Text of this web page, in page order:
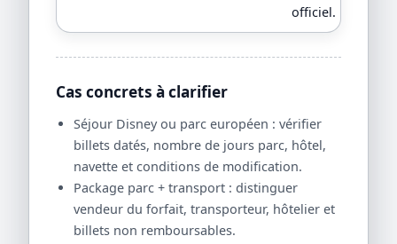
officiel.
Cas concrets à clarifier
Séjour Disney ou parc européen : vérifier
billets datés, nombre de jours parc, hôtel,
navette et conditions de modification.
Package parc + transport : distinguer
vendeur du forfait, transporteur, hôtelier et
billets non remboursables.